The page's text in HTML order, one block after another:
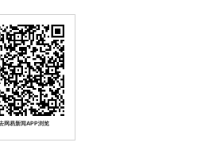
网易新闻APP浏览